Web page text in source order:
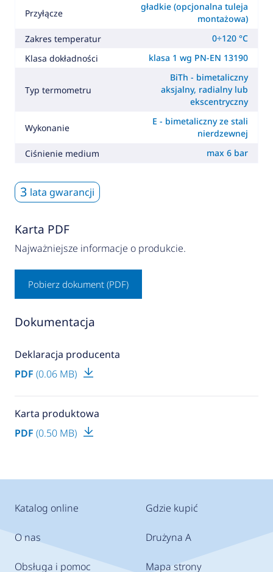
Przyłącze
gładkie (opcjonalna tuleja
montażowa)
Zakres temperatur
0÷120 °C
Klasa dokładności
klasa 1 wg PN-EN 13190
Typ termometru
BiTh - bimetaliczny
aksjalny, radialny lub
ekscentryczny
Wykonanie
E - bimetaliczny ze stali
nierdzewnej
Ciśnienie medium
max 6 bar
3 lata gwarancji
Karta PDF
Najważniejsze informacje o produkcie.
Pobierz dokument (PDF)
Dokumentacja
Deklaracja producenta
PDF (0.06 MB)
Karta produktowa
PDF (0.50 MB)
Katalog online
O nas
Obsługa i pomoc
Gdzie kupić
Drużyna A
Mapa strony